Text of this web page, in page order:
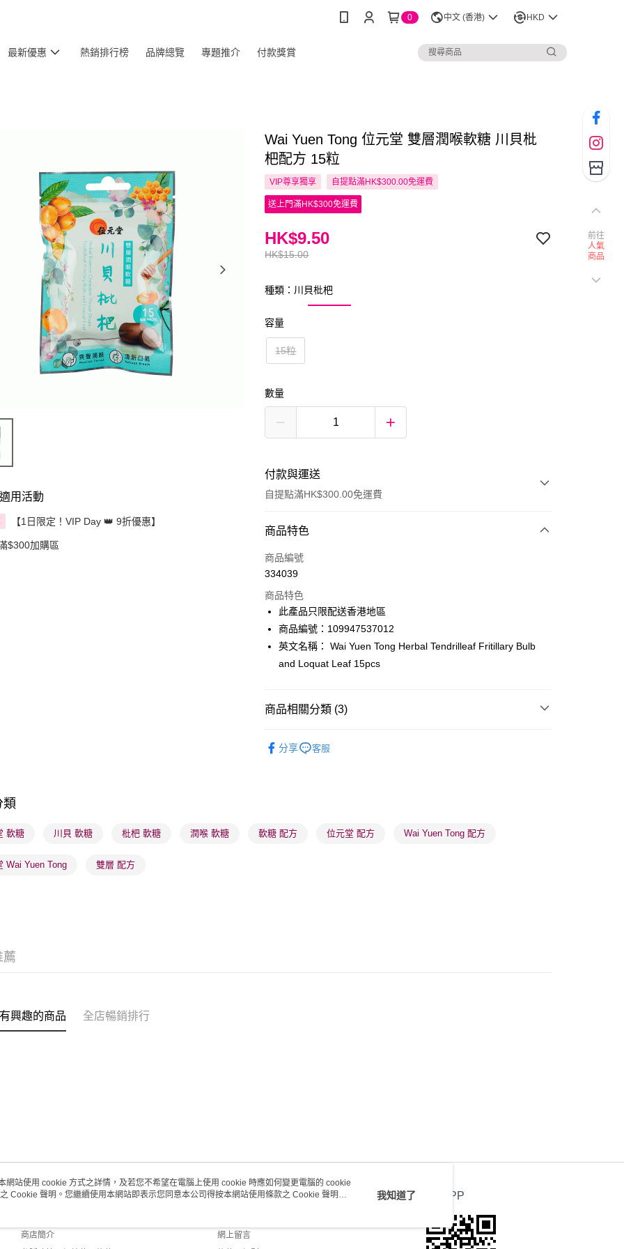
0 中文 (香港) HKD
最新優惠 熱銷排行榜 品牌總覽 專題推介 付款獎賞
用活動
【1日限定！VIP Day 👑 9折優惠】
$300加購區
Wai Yuen Tong 位元堂 雙層潤喉軟糖 川貝枇
杷配方 15粒
VIP尊享獨享 自提點滿HK$300.00免運費
送上門滿HK$300免運費
HK$15.00
HK$9.50
種類：川貝枇杷
容量
15粒
數量
付款與運送
自提點滿HK$300.00免運費
付款方式
信用卡
AlipayHK
PayMe
WeChat Pay
順豐自助櫃 - 確認發貨後1-3個工作天送達
商品特色
商品編號
334039
商品特色
此產品只限配送香港地區
商品編號：109947537012
英文名稱： Wai Yuen Tong Herbal Tendrilleaf Fritillary Bulb
and Loquat Leaf 15pcs
商品相關分類 (3)
分享 客服
類
軟糖 川貝 軟糖 枇杷 軟糖 潤喉 軟糖 軟糖 配方 位元堂 配方 Wai Yuen Tong 配方
Wai Yuen Tong 雙層 配方
薦
興趣的商品 全店暢銷排行
關於我們
商店簡介
客戶服務
網上留言
官方APP
前往
人氣
商品
網站使用 cookie 方式之詳情，及若您不希望在電腦上使用 cookie 時應如何變更電腦的 cookie
之 Cookie 聲明。您繼續使用本網站即表示您同意本公司得按本網站使用條款之 Cookie 聲明使
我知道了